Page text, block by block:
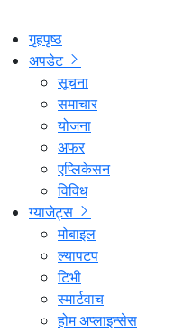
गृहपृष्ठ
अपडेट
सूचना
समाचार
योजना
अफर
एप्लिकेसन
विविध
ग्याजेट्स
मोबाइल
ल्यापटप
टिभी
स्मार्टवाच
होम अप्लाइन्सेस